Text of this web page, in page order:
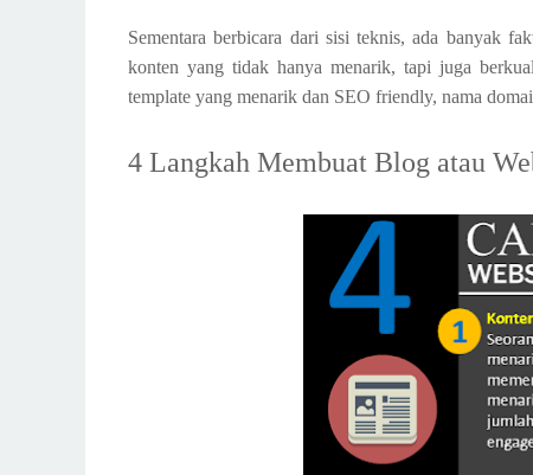
Sementara berbicara dari sisi teknis, ada banyak
konten yang tidak hanya menarik, tapi juga
template yang menarik dan SEO friendly, nama
4 Langkah Membuat Blog atau